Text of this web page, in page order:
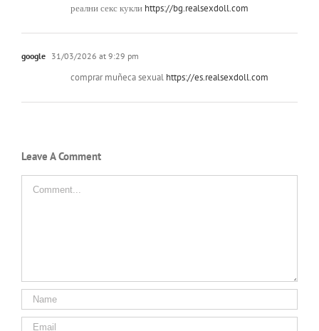
реални секс кукли https://bg.realsexdoll.com
google 31/03/2026 at 9:29 pm
comprar muñeca sexual https://es.realsexdoll.com
Leave A Comment